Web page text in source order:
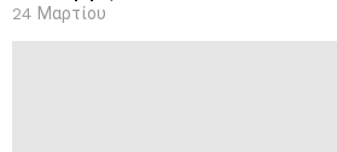
24 Μαρτίου